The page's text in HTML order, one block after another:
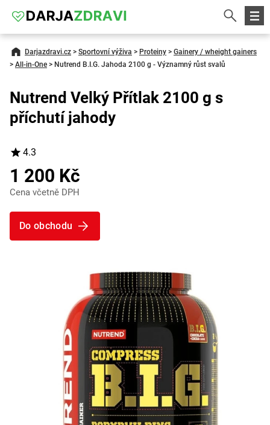
Darjazdravi.cz > Sportovní výživa > Proteiny > Gainery / wheight gainers
> All-in-One > Nutrend B.I.G. Jahoda 2100 g - Významný růst svalů
Nutrend Velký Přítlak 2100 g s
příchutí jahody
4.3
1 200 Kč
Cena včetně DPH
Do obchodu